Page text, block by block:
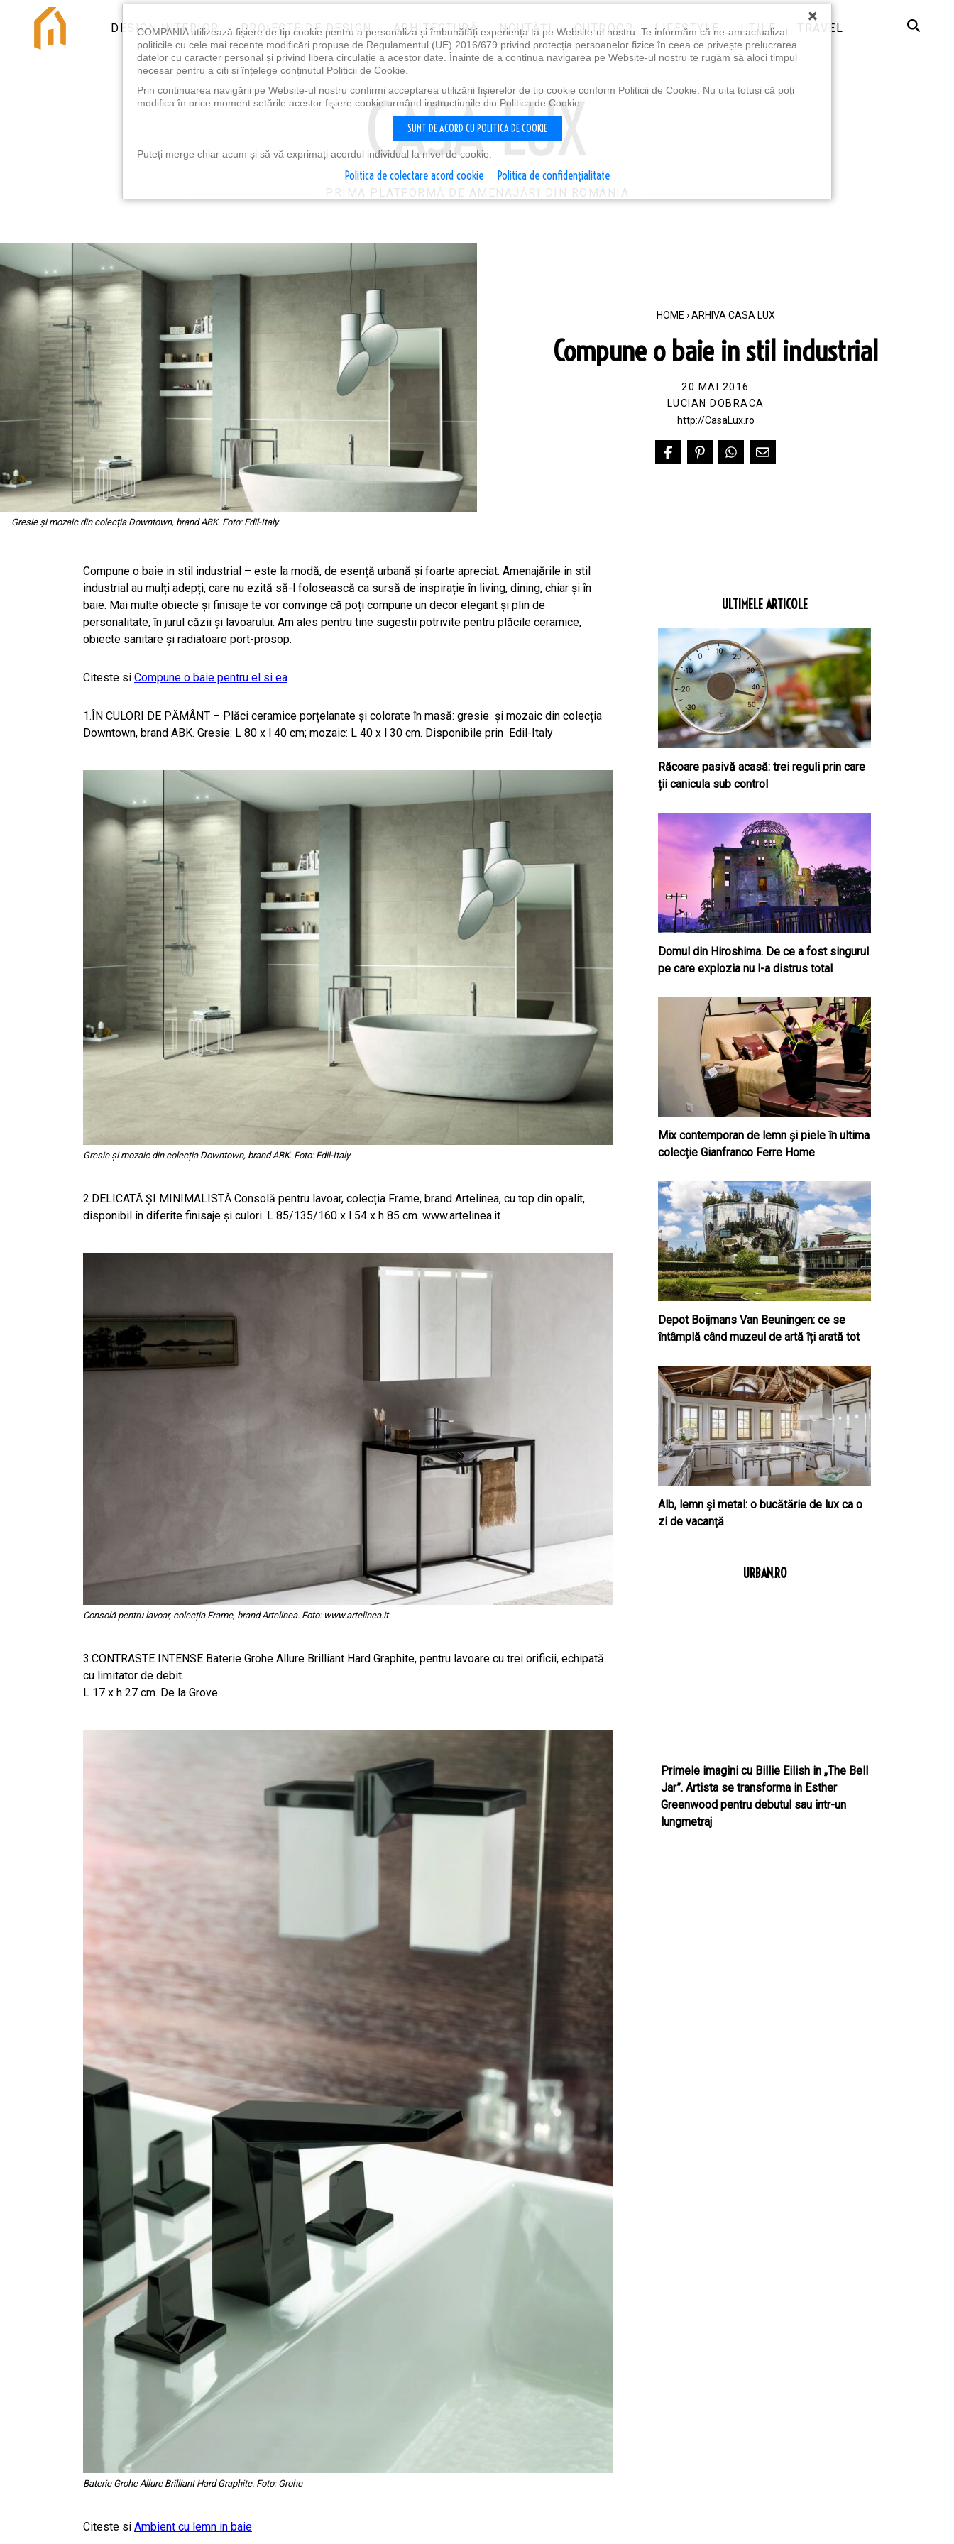
DESIGN INTERIOR PROIECTE DE DESIGN ARHITECTURĂ NOUTĂȚI OUTDOOR LIFESTYLE UTILE TRAVEL
PRIMA PLATFORMĂ DE AMENAJĂRI DIN ROMÂNIA
Gresie și mozaic din colecția Downtown, brand ABK. Foto: Edil-Italy
HOME › ARHIVA CASA LUX
Compune o baie in stil industrial
20 MAI 2016
LUCIAN DOBRACA
http://CasaLux.ro
Compune o baie in stil industrial – este la modă, de esență urbană și foarte apreciat. Amenajările in stil
industrial au mulți adepți, care nu ezită să-l folosească ca sursă de inspirație în living, dining, chiar și în
baie. Mai multe obiecte și finisaje te vor convinge că poți compune un decor elegant și plin de
personalitate, în jurul căzii și lavoarului. Am ales pentru tine sugestii potrivite pentru plăcile ceramice,
obiecte sanitare și radiatoare port-prosop.
Citeste si Compune o baie pentru el si ea
1.ÎN CULORI DE PĂMÂNT – Plăci ceramice porțelanate și colorate în masă: gresie și mozaic din colecția
Downtown, brand ABK. Gresie: L 80 x l 40 cm; mozaic: L 40 x l 30 cm. Disponibile prin Edil-Italy
Gresie și mozaic din colecția Downtown, brand ABK. Foto: Edil-Italy
2.DELICATĂ ȘI MINIMALISTĂ Consolă pentru lavoar, colecția Frame, brand Artelinea, cu top din opalit,
disponibil în diferite finisaje și culori. L 85/135/160 x l 54 x h 85 cm. www.artelinea.it
Consolă pentru lavoar, colecția Frame, brand Artelinea. Foto: www.artelinea.it
3.CONTRASTE INTENSE Baterie Grohe Allure Brilliant Hard Graphite, pentru lavoare cu trei orificii, echipată
cu limitator de debit.
L 17 x h 27 cm. De la Grove
Baterie Grohe Allure Brilliant Hard Graphite. Foto: Grohe
Citeste si Ambient cu lemn in baie
ULTIMELE ARTICOLE
Răcoare pasivă acasă: trei reguli prin care
ții canicula sub control
Domul din Hiroshima. De ce a fost singurul
pe care explozia nu l-a distrus total
Mix contemporan de lemn şi piele în ultima
colecție Gianfranco Ferre Home
Depot Boijmans Van Beuningen: ce se
întâmplă când muzeul de artă îți arată tot
Alb, lemn și metal: o bucătărie de lux ca o
zi de vacanță
URBAN.RO
Primele imagini cu Billie Eilish in „The Bell
Jar”. Artista se transforma in Esther
Greenwood pentru debutul sau intr-un
lungmetraj
×
COMPANIA utilizează fişiere de tip cookie pentru a personaliza și îmbunătăți experiența ta pe Website-ul nostru. Te informăm că ne-am actualizat
politicile cu cele mai recente modificări propuse de Regulamentul (UE) 2016/679 privind protecția persoanelor fizice în ceea ce privește prelucrarea
datelor cu caracter personal și privind libera circulație a acestor date. Înainte de a continua navigarea pe Website-ul nostru te rugăm să aloci timpul
necesar pentru a citi și înțelege conținutul Politicii de Cookie.
Prin continuarea navigării pe Website-ul nostru confirmi acceptarea utilizării fişierelor de tip cookie conform Politicii de Cookie. Nu uita totuși că poți
modifica în orice moment setările acestor fişiere cookie urmând instrucțiunile din Politica de Cookie.
SUNT DE ACORD CU POLITICA DE COOKIE
Puteți merge chiar acum și să vă exprimați acordul individual la nivel de cookie:
Politica de colectare acord cookie Politica de confidențialitate